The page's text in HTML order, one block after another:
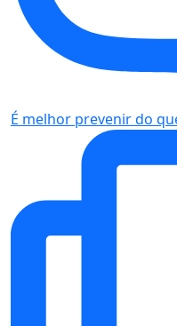
É melhor prevenir do